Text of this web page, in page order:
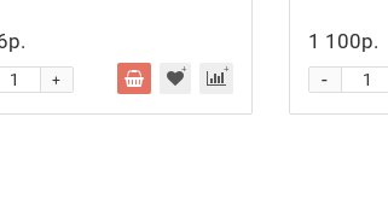
+
1 100р.
-